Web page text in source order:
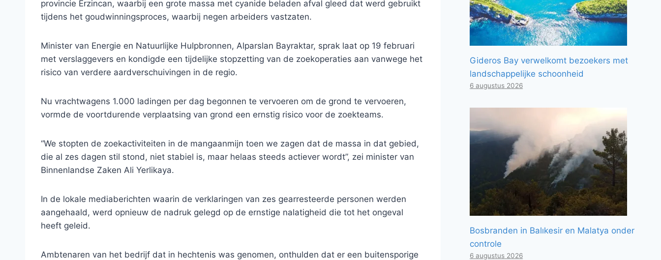
provincie Erzincan, waarbij een grote massa met cyanide beladen afval gleed dat werd gebruikt
tijdens het goudwinningsproces, waarbij negen arbeiders vastzaten.
Minister van Energie en Natuurlijke Hulpbronnen, Alparslan Bayraktar, sprak laat op 19 februari
met verslaggevers en kondigde een tijdelijke stopzetting van de zoekoperaties aan vanwege het
risico van verdere aardverschuivingen in de regio.
Nu vrachtwagens 1.000 ladingen per dag begonnen te vervoeren om de grond te vervoeren,
vormde de voortdurende verplaatsing van grond een ernstig risico voor de zoekteams.
“We stopten de zoekactiviteiten in de mangaanmijn toen we zagen dat de massa in dat gebied,
die al zes dagen stil stond, niet stabiel is, maar helaas steeds actiever wordt”, zei minister van
Binnenlandse Zaken Ali Yerlikaya.
In de lokale mediaberichten waarin de verklaringen van zes gearresteerde personen werden
aangehaald, werd opnieuw de nadruk gelegd op de ernstige nalatigheid die tot het ongeval
heeft geleid.
Ambtenaren van het bedrijf dat in hechtenis was genomen, onthulden dat er een buitensporige
Gideros Bay verwelkomt bezoekers met
landschappelijke schoonheid
6 augustus 2026
Bosbranden in Balıkesir en Malatya onder
controle
6 augustus 2026